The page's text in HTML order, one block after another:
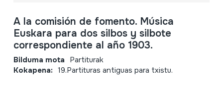
A la comisión de fomento. Música
Euskara para dos silbos y silbote
correspondiente al año 1903.
Bilduma mota Partiturak
Kokapena: 19.Partituras antiguas para txistu.